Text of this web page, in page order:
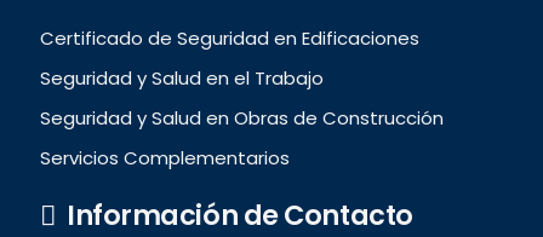
Certificado de Seguridad en Edificaciones
Seguridad y Salud en el Trabajo
Seguridad y Salud en Obras de Construcción
Servicios Complementarios
Información de Contacto